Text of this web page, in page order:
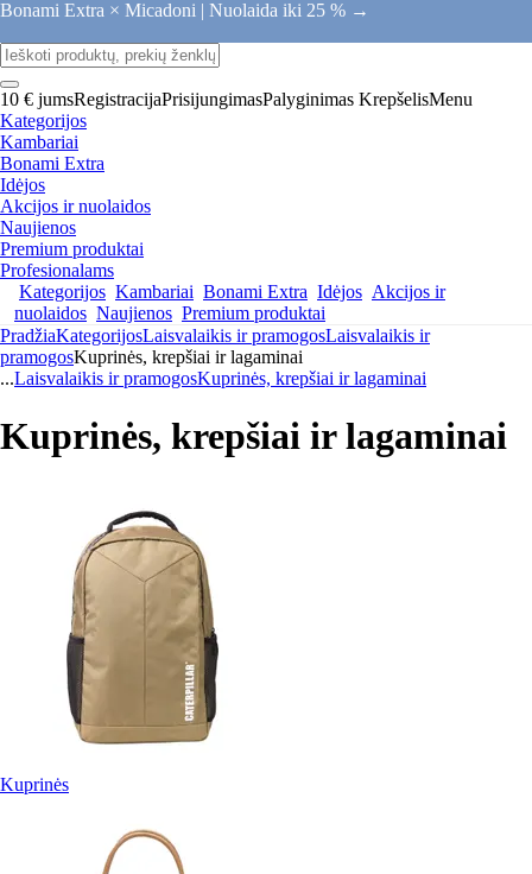
Bonami Extra × Micadoni | Nuolaida iki 25 % →
10 € jumsRegistracijaPrisijungimasPalyginimas KrepšelisMenu
Kategorijos
Kambariai
Bonami Extra
Idėjos
Akcijos ir nuolaidos
Naujienos
Premium produktai
Profesionalams
Kategorijos Kambariai Bonami Extra Idėjos Akcijos ir
nuolaidos Naujienos Premium produktai
PradžiaKategorijosLaisvalaikis ir pramogosLaisvalaikis ir
pramogosKuprinės, krepšiai ir lagaminai
...Laisvalaikis ir pramogosKuprinės, krepšiai ir lagaminai
Kuprinės, krepšiai ir lagaminai
Kuprinės